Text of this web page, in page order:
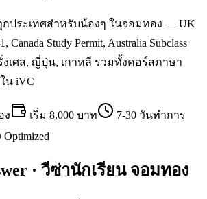
ประเทศสำหรับน้องๆ ในจอมทอง — UK
Canada Study Permit, Australia Subclass
งเศส, ญี่ปุ่น, เกาหลี รวมทั้งคอร์สภาษา
น iVC
ง เริ่ม 8,000 บาท
7-30 วันทำการ
Optimized
· วีซ่านักเรียน จอมทอง